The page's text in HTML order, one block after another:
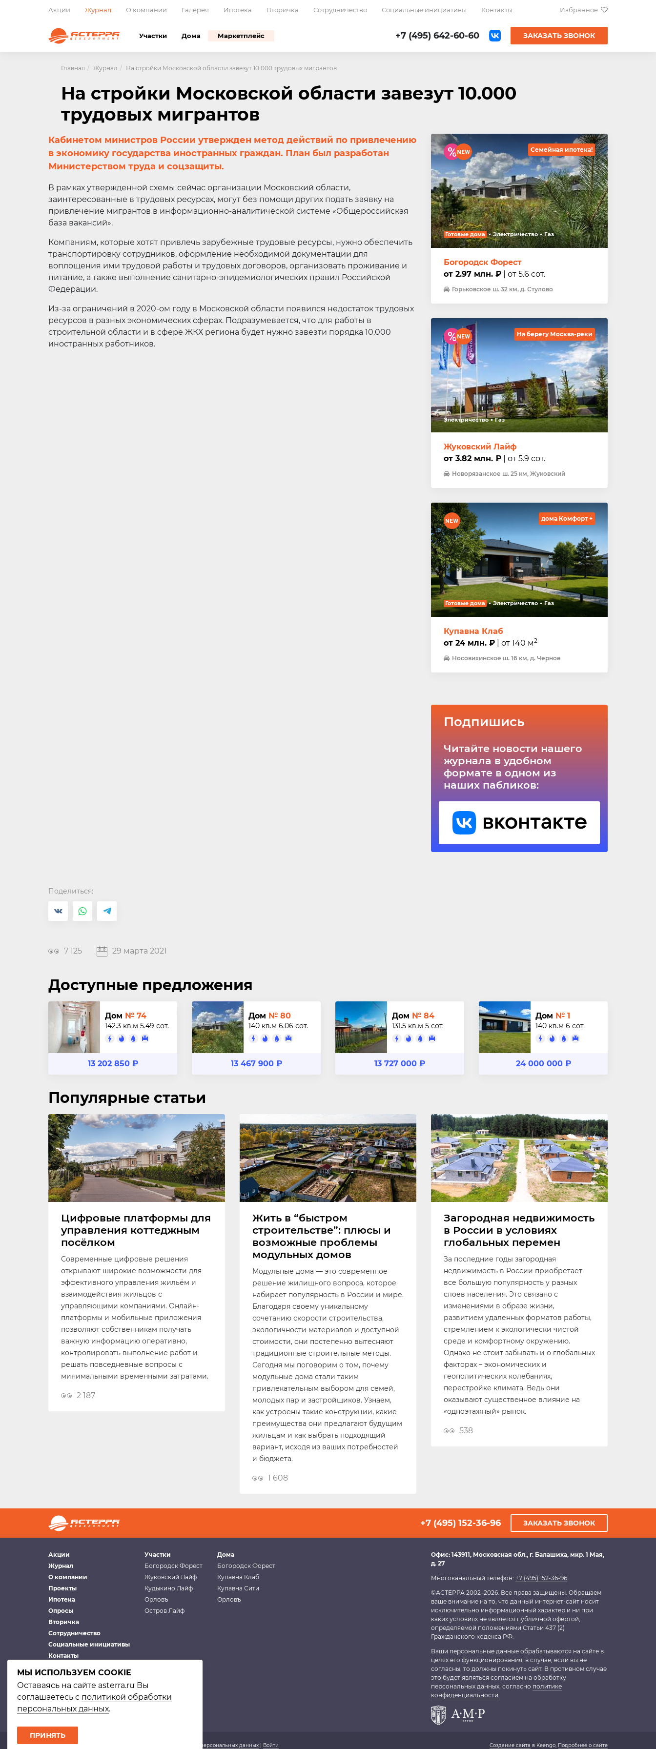
Акции Журнал О компании Галерея Ипотека Вторичка Сотрудничество Социальные инициативы Контакты Избранное
Участки Дома Маркетплейс +7 (495) 642-60-60 ЗАКАЗАТЬ ЗВОНОК
Главная Журнал На стройки Московской области завезут 10.000 трудовых мигрантов
На стройки Московской области завезут 10.000
трудовых мигрантов
Кабинетом министров России утвержден метод действий по привлечению
в экономику государства иностранных граждан. План был разработан
Министерством труда и соцзащиты.
В рамках утвержденной схемы сейчас организации Московский области,
заинтересованные в трудовых ресурсах, могут без помощи других подать заявку на
привлечение мигрантов в информационно-аналитической системе «Общероссийская
база вакансий».
Компаниям, которые хотят привлечь зарубежные трудовые ресурсы, нужно обеспечить
транспортировку сотрудников, оформление необходимой документации для
воплощения ими трудовой работы и трудовых договоров, организовать проживание и
питание, а также выполнение санитарно-эпидемиологических правил Российской
Федерации.
Из-за ограничений в 2020-ом году в Московской области появился недостаток трудовых
ресурсов в разных экономических сферах. Подразумевается, что для работы в
строительной области и в сфере ЖКХ региона будет нужно завезти порядка 10.000
иностранных работников.
Семейная ипотека!
Готовые дома Электричество Газ
Богородск Форест
от 2.97 млн. ₽ | от 5.6 сот.
Горьковское ш. 32 км, д. Стулово
На берегу Москва-реки
Электричество Газ
Жуковский Лайф
от 3.82 млн. ₽ | от 5.9 сот.
Новорязанское ш. 25 км, Жуковский
дома Комфорт +
Готовые дома Электричество Газ
Купавна Клаб
от 24 млн. ₽ | от 140 м2
Носовихинское ш. 16 км, д. Черное
Подпишись
Читайте новости нашего
журнала в удобном
формате в одном из
наших пабликов:
Поделиться:
7 125 29 марта 2021
Доступные предложения
Дом № 74
142.3 кв.м 5.49 сот.
13 202 850 ₽
Дом № 80
140 кв.м 6.06 сот.
13 467 900 ₽
Дом № 84
131.5 кв.м 5 сот.
13 727 000 ₽
Дом № 1
140 кв.м 6 сот.
24 000 000 ₽
Популярные статьи
Цифровые платформы для
управления коттеджным
посёлком
Современные цифровые решения
открывают широкие возможности для
эффективного управления жильём и
взаимодействия жильцов с
управляющими компаниями. Онлайн-
платформы и мобильные приложения
позволяют собственникам получать
важную информацию оперативно,
контролировать выполнение работ и
решать повседневные вопросы с
минимальными временными затратами.
2 187
Жить в “быстром
строительстве”: плюсы и
возможные проблемы
модульных домов
Модульные дома — это современное
решение жилищного вопроса, которое
набирает популярность в России и мире.
Благодаря своему уникальному
сочетанию скорости строительства,
экологичности материалов и доступной
стоимости, они постепенно вытесняют
традиционные строительные методы.
Сегодня мы поговорим о том, почему
модульные дома стали таким
привлекательным выбором для семей,
молодых пар и застройщиков. Узнаем,
как устроены такие конструкции, какие
преимущества они предлагают будущим
жильцам и как выбрать подходящий
вариант, исходя из ваших потребностей
и бюджета.
1 608
Загородная недвижимость
в России в условиях
глобальных перемен
За последние годы загородная
недвижимость в России приобретает
все большую популярность у разных
слоев населения. Это связано с
изменениями в образе жизни,
развитием удаленных форматов работы,
стремлением к экологически чистой
среде и комфортному окружению.
Однако не стоит забывать и о глобальных
факторах – экономических и
геополитических колебаниях,
перестройке климата. Ведь они
оказывают существенное влияние на
«одноэтажный» рынок.
538
+7 (495) 152-36-96 ЗАКАЗАТЬ ЗВОНОК
Акции
Журнал
О компании
Проекты
Ипотека
Опросы
Вторичка
Сотрудничество
Социальные инициативы
Контакты
Участки
Богородск Форест
Жуковский Лайф
Кудыкино Лайф
Орловъ
Остров Лайф
Дома
Богородск Форест
Купавна Клаб
Купавна Сити
Орловъ
Офис: 143911, Московская обл., г. Балашиха, мкр. 1 Мая,
д. 27
Многоканальный телефон: +7 (495) 152-36-96
©АСТЕРРА 2002–2026. Все права защищены. Обращаем
ваше внимание на то, что данный интернет-сайт носит
исключительно информационный характер и ни при
каких условиях не является публичной офертой,
определяемой положениями Статьи 437 (2)
Гражданского кодекса РФ.
Ваши персональные данные обрабатываются на сайте в
целях его функционирования, в случае, если вы не
согласны, то должны покинуть сайт. В противном случае
это будет являться согласием на обработку
персональных данных, согласно политике
конфиденциальности.
© Астерра. 2002–2026 | Политика в отношении обработки персональных данных | Войти Создание сайта в Keengo, Подробнее о сайте
МЫ ИСПОЛЬЗУЕМ COOKIE
Оставаясь на сайте asterra.ru Вы
соглашаетесь с политикой обработки
персональных данных.
ПРИНЯТЬ